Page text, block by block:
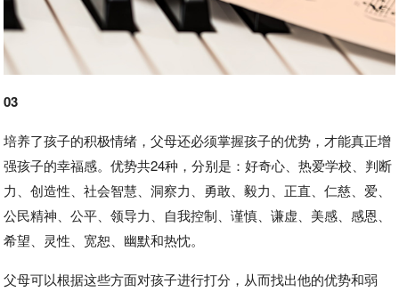
03
培养了孩子的积极情绪，父母还必须掌握孩子的优势，才能真正增
强孩子的幸福感。优势共24种，分别是：好奇心、热爱学校、判断
力、创造性、社会智慧、洞察力、勇敢、毅力、正直、仁慈、爱、
公民精神、公平、领导力、自我控制、谨慎、谦虚、美感、感恩、
希望、灵性、宽恕、幽默和热忱。
父母可以根据这些方面对孩子进行打分，从而找出他的优势和弱